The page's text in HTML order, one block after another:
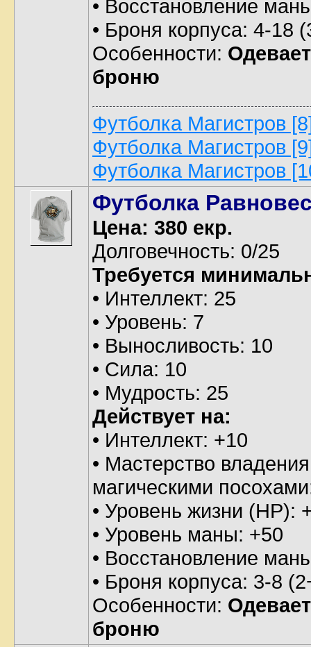
• Восстановление
• Броня корпуса: 4-18
Особенности:
броню
Футболка Магистров
Футболка Магистров
Футболка Магистров
Футболка
Цена: 380 екр.
Долговечность: 0/25
Требуется
• Интеллект: 25
• Уровень: 7
• Выносливость: 10
• Сила: 10
• Мудрость: 25
Действует на:
• Интеллект: +10
• Мастерство владения
магическими
• Уровень жизни (HP):
• Уровень маны: +50
• Восстановление
• Броня корпуса: 3-8
Особенности:
броню